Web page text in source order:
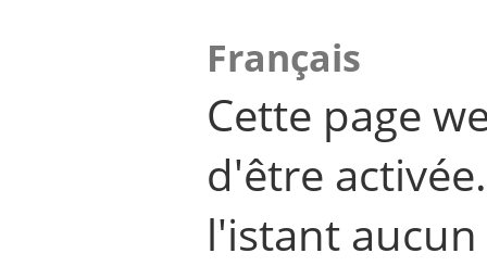
Français
Cette page
d'être
l'istant